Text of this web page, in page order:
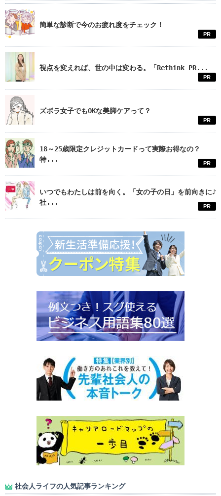
簡単な診断で今のお疲れ度をチェック！
PR
視点を変えれば、世の中は変わる。「Rethink PR...
PR
ズボラ女子でもOKな美脚ケアって？
PR
18～25歳限定クレジットカードって実際お得なの？
特...
PR
いつでもわたしは前を向く。「女の子の日」を前向きに♪
社...
PR
社会人ライフの人気記事ランキング